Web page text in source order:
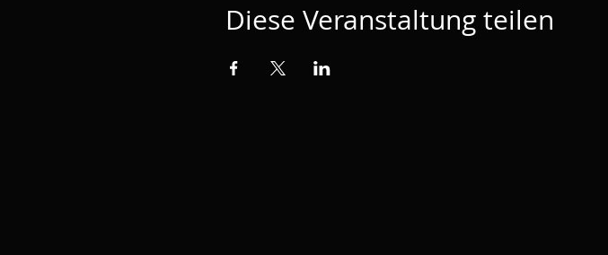
Diese Veranstaltung teilen